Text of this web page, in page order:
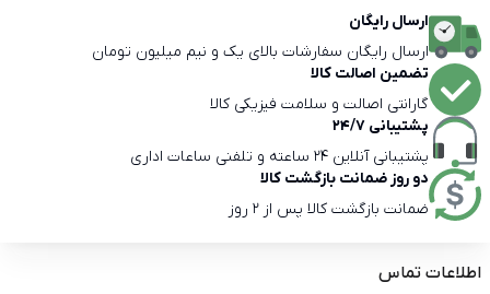
ارسال رایگان
ارسال رایگان سفارشات بالای یک و نیم میلیون تومان
تضمین اصالت کالا
گارانتی اصالت و سلامت فیزیکی کالا
پشتیبانی 24/7
پشتیبانی آنلاین 24 ساعته و تلفنی ساعات اداری
دو روز ضمانت بازگشت کالا
ضمانت بازگشت کالا پس از 2 روز
اطلاعات تماس